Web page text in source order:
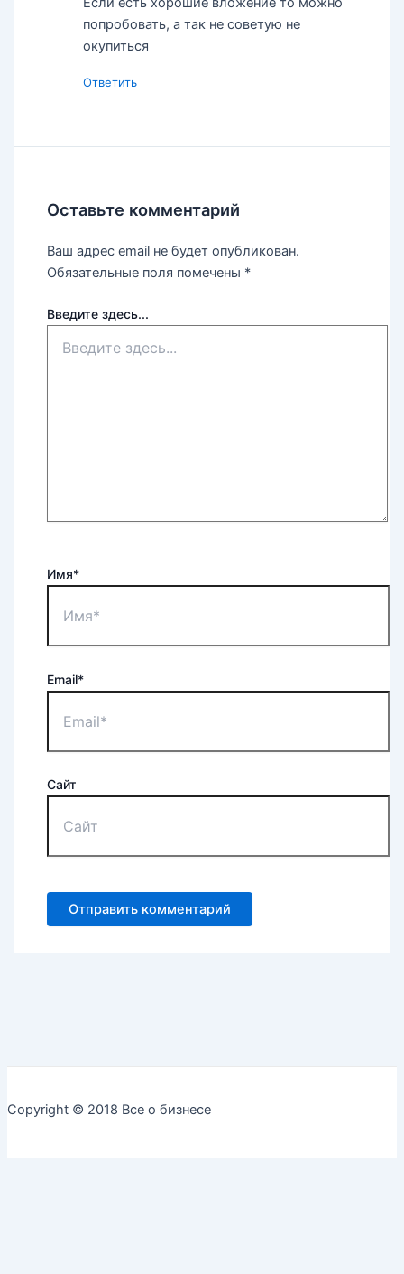
попробовать, а так не советую не
окупиться
Ответить
Оставьте комментарий
Ваш адрес email не будет опубликован.
Обязательные поля помечены *
Введите здесь...
Имя*
Email*
Сайт
Copyright © 2018 Все о бизнесе